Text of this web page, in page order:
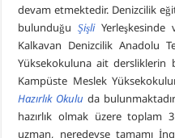
devam etmektedir. Denizcilik
bulunduğuŞişliYerleşkesinde
Kalkavan Denizcilik Anadolu
Yüksekokuluna ait dersliklerin
Kampüste Meslek
Hazırlık Okulu da
hazırlık olmak üzere toplam
uzman, neredeyse tamamı